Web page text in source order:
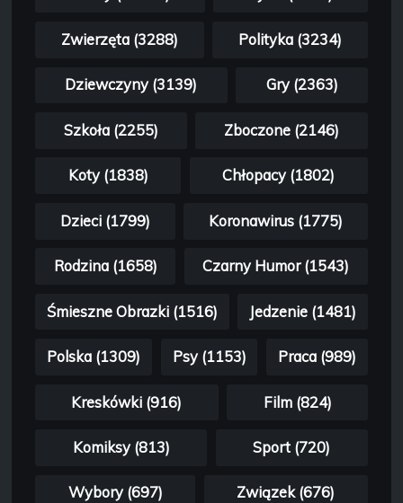
Zwierzęta (3288) Polityka (3234)
Dziewczyny (3139) Gry (2363)
Szkoła (2255) Zboczone (2146)
Koty (1838) Chłopacy (1802)
Dzieci (1799) Koronawirus (1775)
Rodzina (1658) Czarny Humor (1543)
Śmieszne Obrazki (1516) Jedzenie (1481)
Polska (1309) Psy (1153) Praca (989)
Kreskówki (916) Film (824)
Komiksy (813) Sport (720)
Wybory (697) Związek (676)